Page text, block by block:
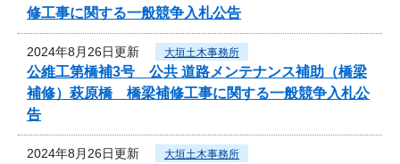
修工事に関する一般競争入札公告
2024年8月26日更新 大垣土木事務所
公維工第橋補3号 公共 道路メンテナンス補助（橋梁
補修）萩原橋 橋梁補修工事に関する一般競争入札公
告
2024年8月26日更新 大垣土木事務所